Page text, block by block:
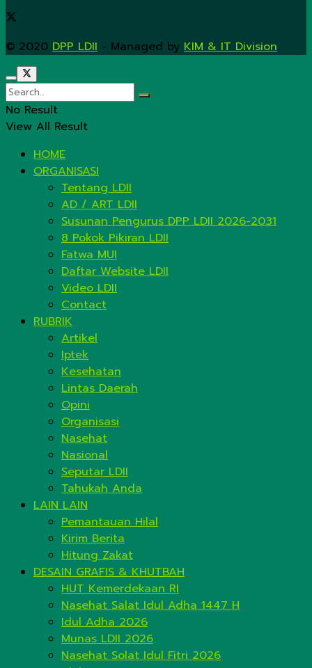
© 2020 DPP LDII - Managed by KIM & IT Division.
No Result
View All Result
HOME
ORGANISASI
Tentang LDII
AD / ART LDII
Susunan Pengurus DPP LDII 2026-2031
8 Pokok Pikiran LDII
Fatwa MUI
Daftar Website LDII
Video LDII
Contact
RUBRIK
Artikel
Iptek
Kesehatan
Lintas Daerah
Opini
Organisasi
Nasehat
Nasional
Seputar LDII
Tahukah Anda
LAIN LAIN
Pemantauan Hilal
Kirim Berita
Hitung Zakat
DESAIN GRAFIS & KHUTBAH
HUT Kemerdekaan RI
Nasehat Salat Idul Adha 1447 H
Idul Adha 2026
Munas LDII 2026
Nasehat Solat Idul Fitri 2026